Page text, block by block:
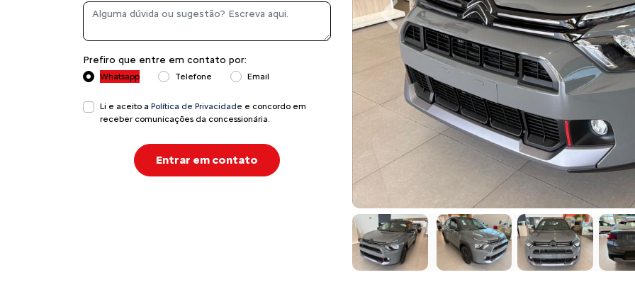
Previous
Prefiro que entre em contato por:
Whatsapp Telefone Email
Li e aceito a Política de Privacidade e concordo em
receber comunicações da concessionária.
Entrar em contato